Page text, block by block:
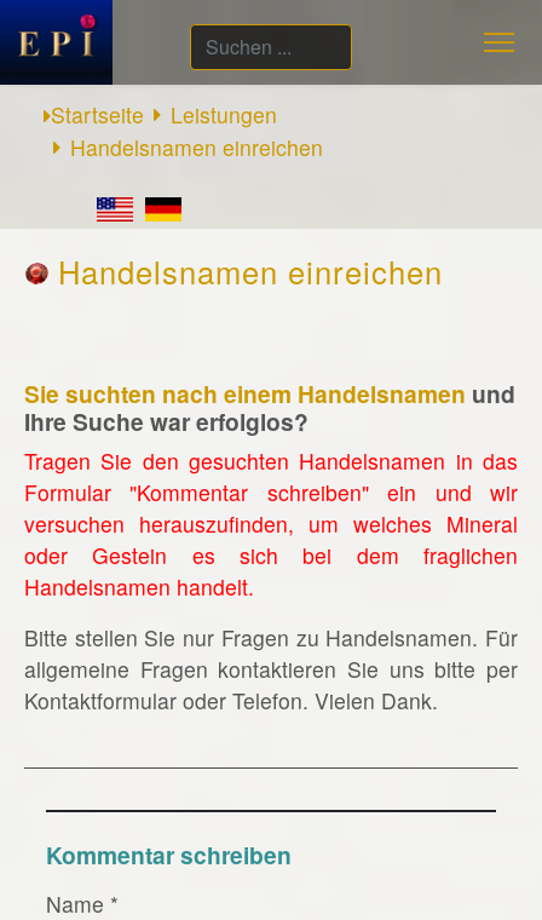
Suchen
...
Startseite
Leistungen
Handelsnamen einreichen
Handelsnamen einreichen
Sie suchten nach einem Handelsnamen und
Ihre Suche war erfolglos?
Tragen Sie den gesuchten Handelsnamen in das
Formular "Kommentar schreiben" ein und wir
versuchen herauszufinden, um welches Mineral
oder Gestein es sich bei dem fraglichen
Handelsnamen handelt.
Bitte stellen Sie nur Fragen zu Handelsnamen. Für
allgemeine Fragen kontaktieren Sie uns bitte per
Kontaktformular oder Telefon. Vielen Dank.
Kommentar schreiben
Name *